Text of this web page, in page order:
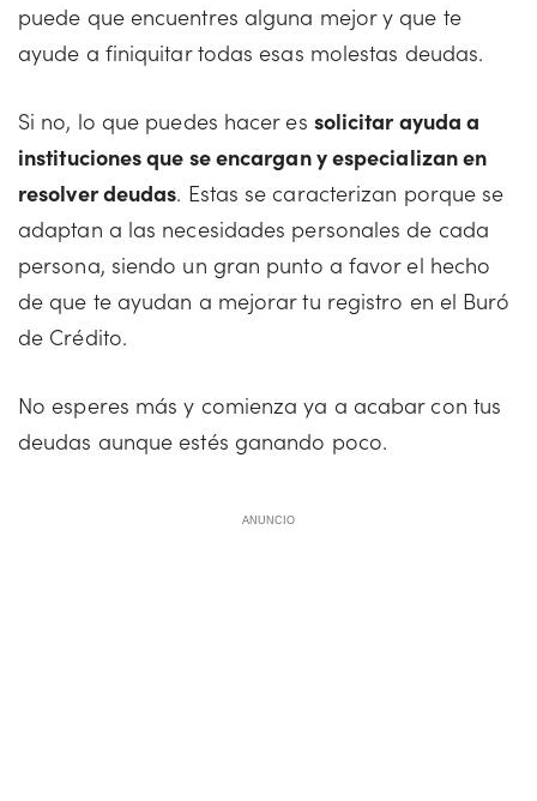
puede que encuentres alguna mejor y que te
ayude a finiquitar todas esas molestas deudas.
Si no, lo que puedes hacer es solicitar ayuda a
instituciones que se encargan y especializan en
resolver deudas. Estas se caracterizan porque se
adaptan a las necesidades personales de cada
persona, siendo un gran punto a favor el hecho
de que te ayudan a mejorar tu registro en el Buró
de Crédito.
No esperes más y comienza ya a acabar con tus
deudas aunque estés ganando poco.
ANUNCIO